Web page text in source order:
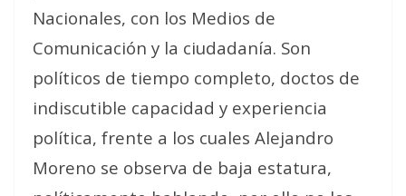
Nacionales, con los Medios de
Comunicación y la ciudadanía. Son
políticos de tiempo completo, doctos de
indiscutible capacidad y experiencia
política, frente a los cuales Alejandro
Moreno se observa de baja estatura,